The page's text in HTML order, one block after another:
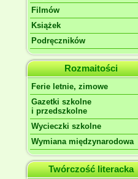
Filmów
Książek
Podręczników
Rozmaitości
Ferie letnie, zimowe
Gazetki szkolne
i przedszkolne
Wycieczki szkolne
Wymiana międzynarodowa
Twórczość literacka